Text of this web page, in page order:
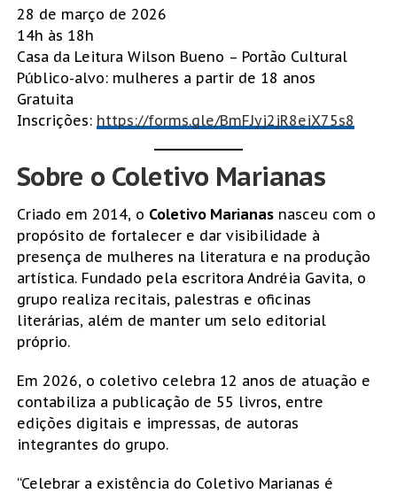
28 de março de 2026
14h às 18h
Casa da Leitura Wilson Bueno – Portão Cultural
Público-alvo: mulheres a partir de 18 anos
Gratuita
Inscrições: https://forms.gle/BmFJyj2jR8eiX75s8
Sobre o Coletivo Marianas
Criado em 2014, o Coletivo Marianasnasceu com o
propósito de fortalecer e dar visibilidade à
presença de mulheres na literatura e na produção
artística. Fundado pela escritora Andréia Gavita, o
grupo realiza recitais, palestras e oficinas
literárias, além de manter um selo editorial
próprio.
Em 2026, o coletivo celebra 12 anos de atuação e
contabiliza a publicação de 55 livros, entre
edições digitais e impressas, de autoras
integrantes do grupo.
“Celebrar a existência do Coletivo Marianas é